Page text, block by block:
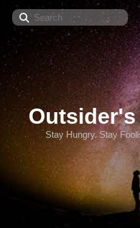
Stay Hungry. Stay